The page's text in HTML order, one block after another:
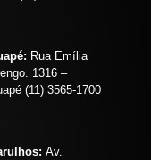
Rua Emília
1316 –
(11) 3565-1700
Av.